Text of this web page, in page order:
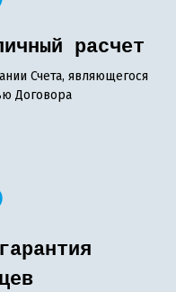
расчет
Счета, являющегося
Договора